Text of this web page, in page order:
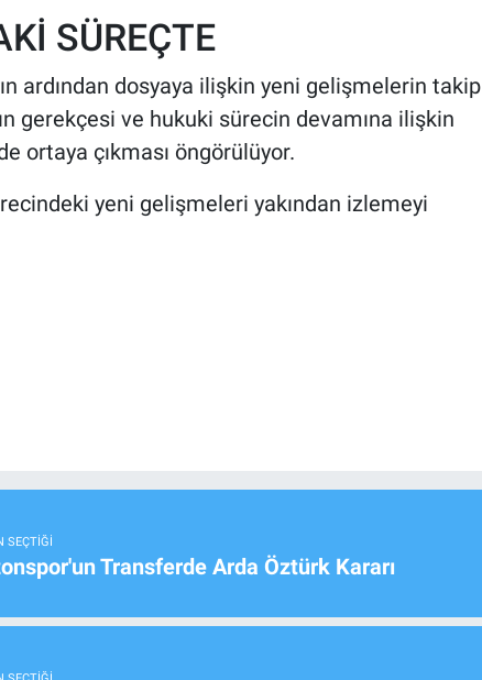
SÜREÇTE
ardından dosyaya ilişkin yeni gelişmelerin takip
gerekçesi ve hukuki sürecin devamına ilişkin
ortaya çıkması öngörülüyor.
yeni gelişmeleri yakından izlemeyi
SEÇTIĞI
Transferde Arda Öztürk Kararı